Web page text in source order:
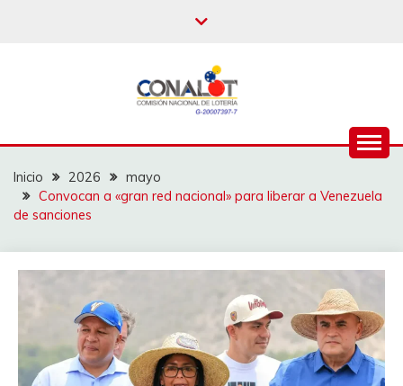
Inicio 2026
mayo
Convocan a «gran red nacional» para liberar a Venezuela
de sanciones